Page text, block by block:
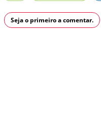
Seja o primeiro a comentar.